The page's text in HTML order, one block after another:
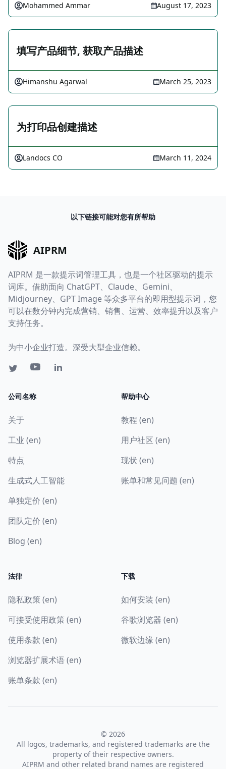
Mohammed Ammar August 17, 2023
填写产品细节, 获取产品描述
Himanshu Agarwal March 25, 2023
为打印品创建描述
Landocs CO March 11, 2024
以下链接可能对您有所帮助
AIPRM
AIPRM 是一款提示词管理工具，也是一个社区驱动的提示
词库。借助面向 ChatGPT、Claude、Gemini、
Midjourney、GPT Image 等众多平台的即用型提示词，您
可以在数分钟内完成营销、销售、运营、效率提升以及客户
支持任务。
为中小企业打造。深受大型企业信赖。
公司名称
关于
工业 (en)
特点
生成式人工智能
单独定价 (en)
团队定价 (en)
Blog (en)
帮助中心
教程 (en)
用户社区 (en)
现状 (en)
账单和常见问题 (en)
法律
隐私政策 (en)
可接受使用政策 (en)
使用条款 (en)
浏览器扩展术语 (en)
账单条款 (en)
下载
如何安装 (en)
谷歌浏览器 (en)
微软边缘 (en)
© 2026
All logos, trademarks, and registered trademarks are the
property of their respective owners.
AIPRM and other related brand names are registered